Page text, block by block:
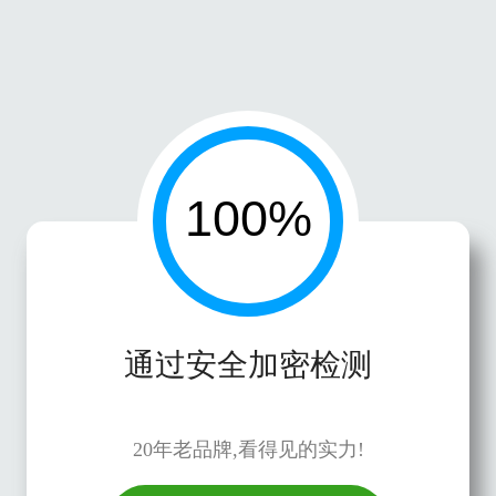
通过安全加密检测
20年老品牌,看得见的实力!